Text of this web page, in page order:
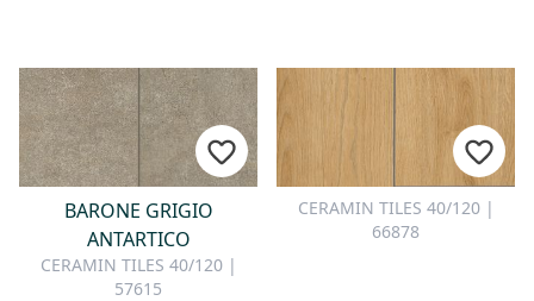
BARONE GRIGIO
ANTARTICO
CERAMIN TILES 40/120 |
57615
CERAMIN TILES 40/120 |
66878